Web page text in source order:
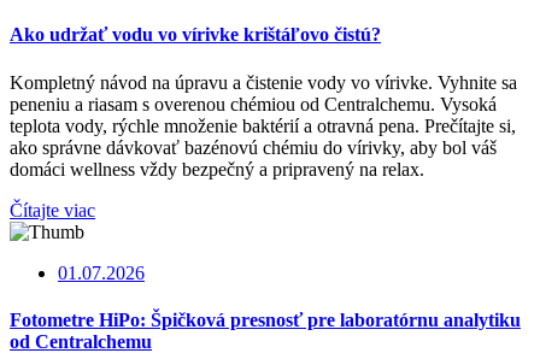
Ako udržať vodu vo vírivke krištáľovo čistú?
Kompletný návod na úpravu a čistenie vody vo vírivke. Vyhnite sa
peneniu a riasam s overenou chémiou od Centralchemu. Vysoká
teplota vody, rýchle množenie baktérií a otravná pena. Prečítajte si,
ako správne dávkovať bazénovú chémiu do vírivky, aby bol váš
domáci wellness vždy bezpečný a pripravený na relax.
Čítajte viac
01.07.2026
Fotometre HiPo: Špičková presnosť pre laboratórnu analytiku
od Centralchemu